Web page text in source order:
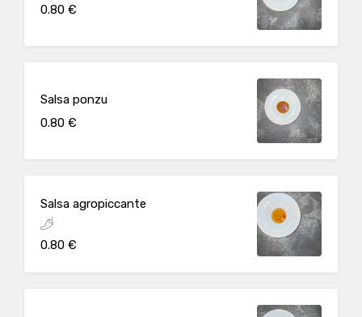
0.80 €
Salsa ponzu
0.80 €
Salsa agropiccante
0.80 €